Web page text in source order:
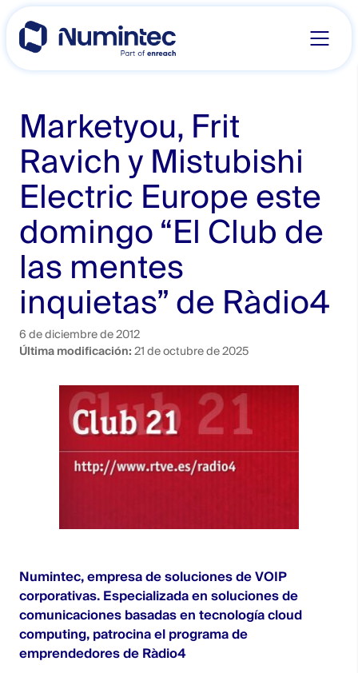
Skip
content
Marketyou, Frit
Ravich y Mistubishi
Electric Europe este
domingo “El Club de
las mentes
inquietas” de Ràdio4
6 de diciembre de 2012
Última modificación: 21 de octubre de 2025
Numintec, empresa de soluciones de VOIP
corporativas. Especializada en soluciones de
comunicaciones basadas en tecnología cloud
computing, patrocina el programa de
emprendedores de Ràdio4